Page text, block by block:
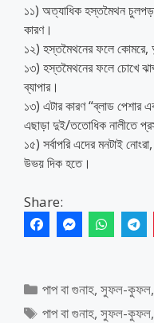
১১) অত্যাধিক হস্তমৈথন
কারণ।
১২) হস্তমৈথনের ফলে কোমরে,
১৩) হস্তমৈথনের ফলে চোখে
ব্যাপার।
১৩) এটার কারণ “ব্লাড পেশার
এছাড়া দুই/ততোধিক নালীতে
১৫) সর্বাপরি এদের মনটাই
উভয় দিক হতে।
Share:
Categories
পাপ বা গুনাহ,সুফল-কুফল
Tags
পাপ বা গুনাহ,সুফল-কুফল